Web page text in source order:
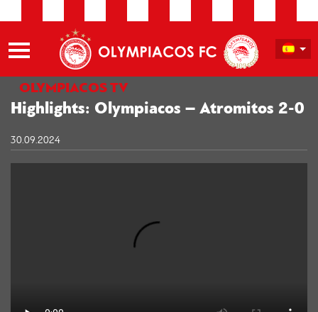
OLYMPIACOS TV
Highlights: Olympiacos – Atromitos 2-0
30.09.2024